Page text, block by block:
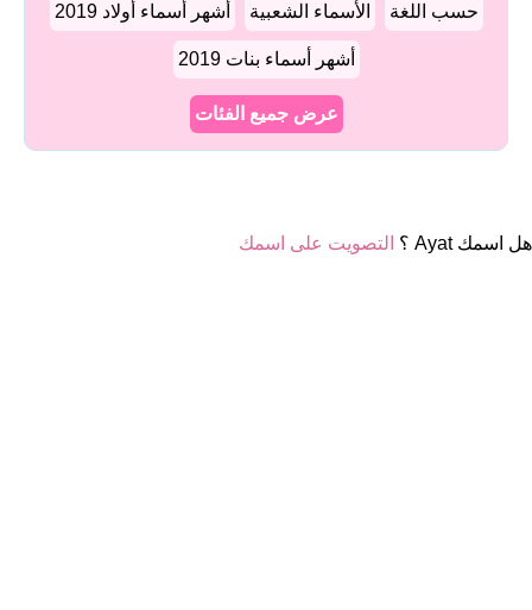
حسب اللغة الأسماء الشعبية أشهر أسماء أولاد 2019
أشهر أسماء بنات 2019
عرض جميع الفئات
هل اسمك Ayat ؟ التصويت على اسمك